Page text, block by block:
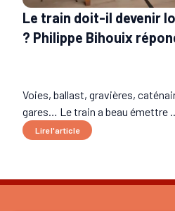
Le train doit-il devenir
? Philippe Bihouix
Voies, ballast, gravières,
gares… Le train a beau émettre
Lire l'article